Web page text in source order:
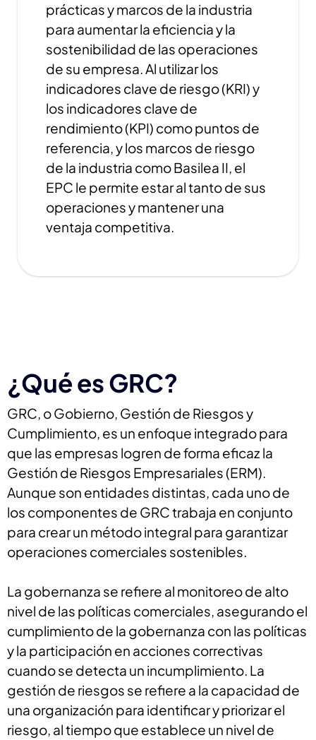
prácticas y marcos de la industria
para aumentar la eficiencia y la
sostenibilidad de las operaciones
de su empresa. Al utilizar los
indicadores clave de riesgo (KRI) y
los indicadores clave de
rendimiento (KPI) como puntos de
referencia, y los marcos de riesgo
de la industria como Basilea II, el
EPC le permite estar al tanto de sus
operaciones y mantener una
ventaja competitiva.
¿Qué es GRC?
GRC, o Gobierno, Gestión de Riesgos y
Cumplimiento, es un enfoque integrado para
que las empresas logren de forma eficaz la
Gestión de Riesgos Empresariales (ERM).
Aunque son entidades distintas, cada uno de
los componentes de GRC trabaja en conjunto
para crear un método integral para garantizar
operaciones comerciales sostenibles.
La gobernanza se refiere al monitoreo de alto
nivel de las políticas comerciales, asegurando el
cumplimiento de la gobernanza con las políticas
y la participación en acciones correctivas
cuando se detecta un incumplimiento. La
gestión de riesgos se refiere a la capacidad de
una organización para identificar y priorizar el
riesgo, al tiempo que establece un nivel de